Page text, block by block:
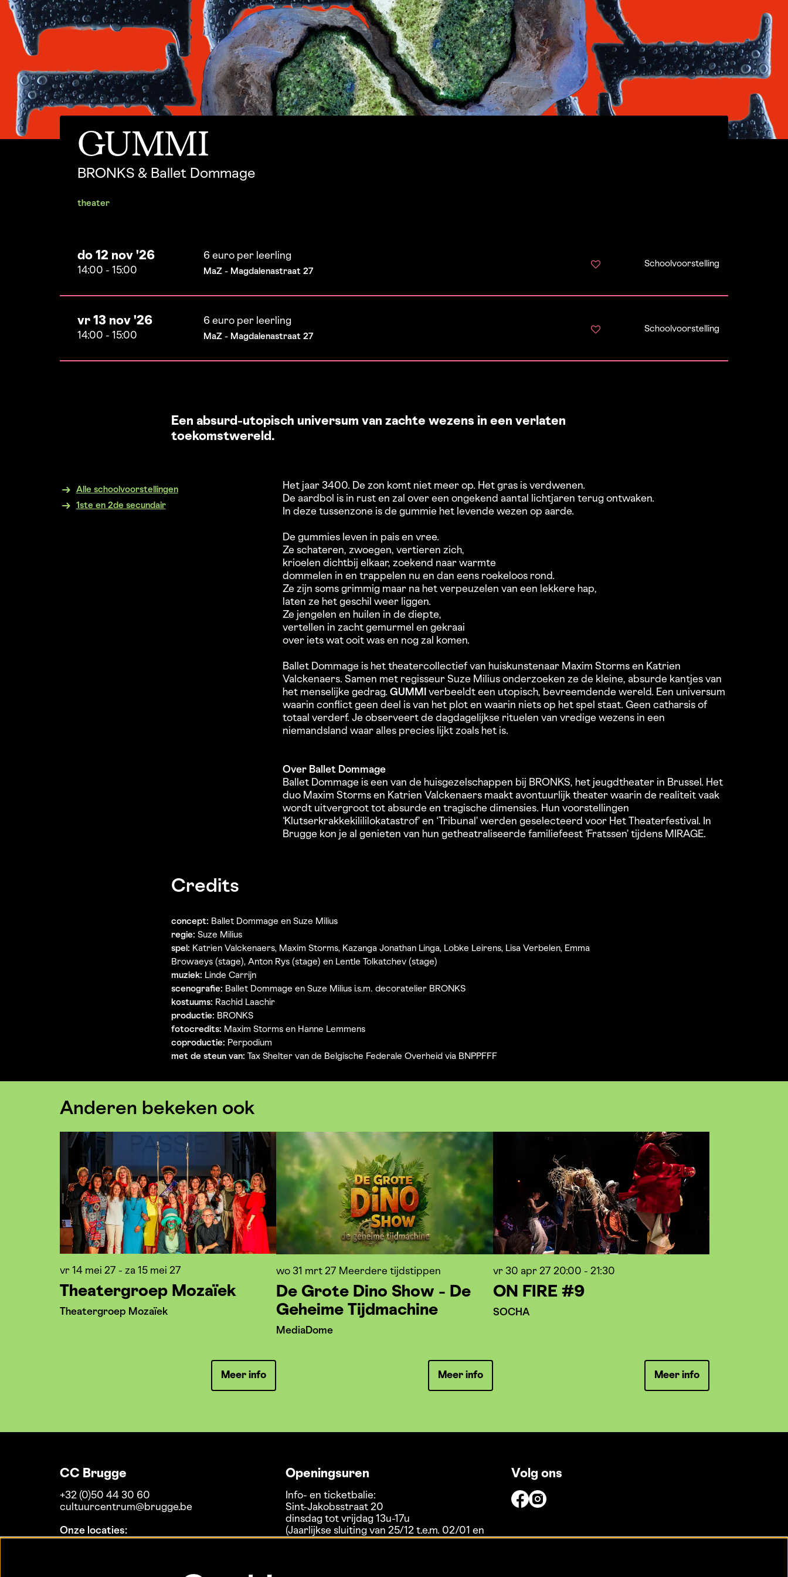
GUMMI
BRONKS & Ballet Dommage
theater
do 12 nov '26
14:00 - 15:00
6 euro per leerling
MaZ - Magdalenastraat 27
Schoolvoorstelling
vr 13 nov '26
14:00 - 15:00
6 euro per leerling
MaZ - Magdalenastraat 27
Schoolvoorstelling
Een absurd-utopisch universum van zachte wezens in een verlaten
toekomstwereld.
Het jaar 3400. De zon komt niet meer op. Het gras is verdwenen.
De aardbol is in rust en zal over een ongekend aantal lichtjaren terug ontwaken.
In deze tussenzone is de gummie het levende wezen op aarde.
De gummies leven in pais en vree.
Ze schateren, zwoegen, vertieren zich,
krioelen dichtbij elkaar, zoekend naar warmte
dommelen in en trappelen nu en dan eens roekeloos rond.
Ze zijn soms grimmig maar na het verpeuzelen van een lekkere hap,
laten ze het geschil weer liggen.
Ze jengelen en huilen in de diepte,
vertellen in zacht gemurmel en gekraai
over iets wat ooit was en nog zal komen.
Ballet Dommage is het theatercollectief van huiskunstenaar Maxim Storms en Katrien
Valckenaers. Samen met regisseur Suze Milius onderzoeken ze de kleine, absurde kantjes van
het menselijke gedrag. GUMMI
verbeeldt een utopisch, bevreemdende wereld. Een universum
waarin conflict geen deel is van het plot en waarin niets op het spel staat. Geen catharsis of
totaal verderf. Je observeert de dagdagelijkse rituelen van vredige wezens in een
niemandsland waar alles precies lijkt zoals het is.
Over Ballet Dommage
Ballet Dommage is een van de huisgezelschappen bij BRONKS, het jeugdtheater in Brussel. Het
duo Maxim Storms en Katrien Valckenaers maakt avontuurlijk theater waarin de realiteit vaak
wordt uitvergroot tot absurde en tragische dimensies. Hun voorstellingen
‘Klutserkrakkekilililokatastrof’ en ‘Tribunal’ werden geselecteerd voor Het Theaterfestival. In
Brugge kon je al genieten van hun getheatraliseerde familiefeest ‘Fratssen’ tijdens MIRAGE.
Alle schoolvoorstellingen
1ste en 2de secundair
Credits
concept: Ballet Dommage en Suze Milius
regie: Suze Milius
spel: Katrien Valckenaers, Maxim Storms, Kazanga Jonathan Linga, Lobke Leirens, Lisa Verbelen, Emma
Browaeys (stage), Anton Rys (stage) en Lentle Tolkatchev (stage)
muziek: Linde Carrijn
scenografie: Ballet Dommage en Suze Milius i.s.m. decoratelier BRONKS
kostuums: Rachid Laachir
productie: BRONKS
fotocredits: Maxim Storms en Hanne Lemmens
coproductie: Perpodium
met de steun van: Tax Shelter van de Belgische Federale Overheid via BNPPFFF
Anderen bekeken ook
Theatergroep Mozaïek
Theatergroep Mozaïek
vr 14 mei 27 - za 15 mei 27
Meer info
De Grote Dino Show - De
Geheime Tijdmachine
MediaDome
wo 31 mrt 27 Meerdere tijdstippen
Meer info
ON FIRE #9
SOCHA
vr 30 apr 27 20:00 - 21:30
Meer info
CC Brugge
+32 (0)50 44 30 60
cultuurcentrum@brugge.be
Onze locaties:
Openingsuren
Info- en ticketbalie:
Sint-Jakobsstraat 20
dinsdag tot vrijdag 13u-17u
(Jaarlijkse sluiting van 25/12 t.e.m. 02/01 en
Volg ons